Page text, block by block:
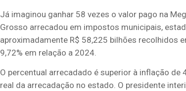
Já imaginou ganhar 58 vezes o valor pago na
Grosso arrecadou em impostos municipais,
aproximadamente R$ 58,225 bilhões recolhidos
9,72% em relação a 2024.
O percentual arrecadado é superior à inflação de
real da arrecadação no estado. O presidente